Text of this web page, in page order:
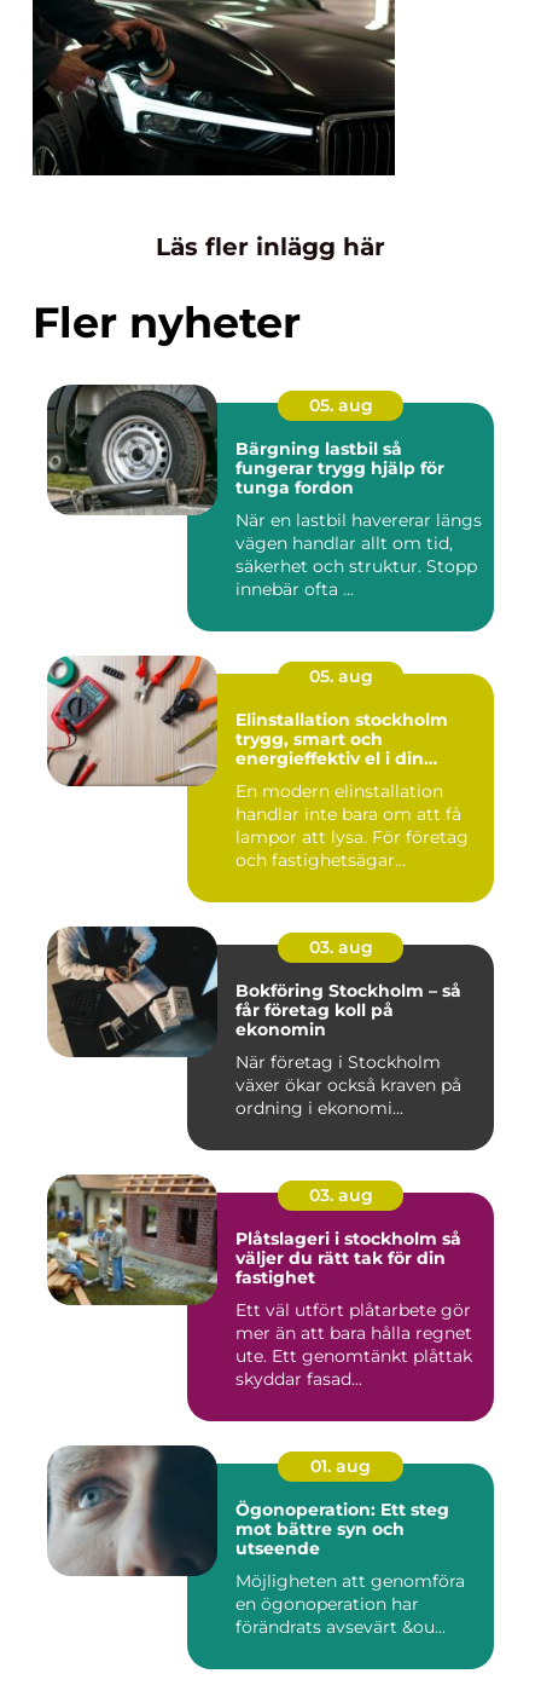
Läs fler inlägg här
Fler nyheter
05. aug
Bärgning lastbil så
fungerar trygg hjälp för
tunga fordon
När en lastbil havererar längs
vägen handlar allt om tid,
säkerhet och struktur. Stopp
innebär ofta ...
05. aug
Elinstallation stockholm
trygg, smart och
energieffektiv el i din
En modern elinstallation
handlar inte bara om att få
lampor att lysa. För företag
och fastighetsägar...
03. aug
Bokföring Stockholm – så
får företag koll på
ekonomin
När företag i Stockholm
växer ökar också kraven på
ordning i ekonomi...
03. aug
Plåtslageri i stockholm så
väljer du rätt tak för din
fastighet
Ett väl utfört plåtarbete gör
mer än att bara hålla regnet
ute. Ett genomtänkt plåttak
skyddar fasad...
01. aug
Ögonoperation: Ett steg
mot bättre syn och
utseende
Möjligheten att genomföra
en ögonoperation har
förändrats avsevärt &ou...